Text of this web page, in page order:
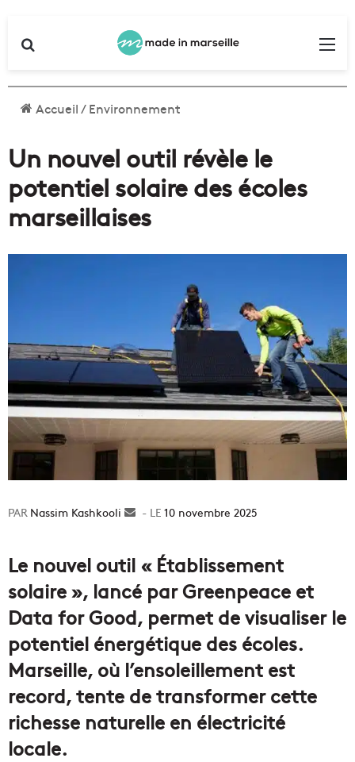
Accueil/Environnement
Un nouvel outil révèle le
potentiel solaire des écoles
marseillaises
Nassim Kashkooli
Envoyer10 novembre 2025
Le nouvel outil « Établissement
solaire », lancé par Greenpeace et
Data for Good, permet de visualiser le
potentiel énergétique des écoles.
Marseille, où l’ensoleillement est
record, tente de transformer cette
richesse naturelle en électricité
locale.